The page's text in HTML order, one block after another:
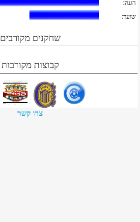
הגנה:
שוער:
שחקנים מקורבים
קבוצות מקורבות
צרו קשר